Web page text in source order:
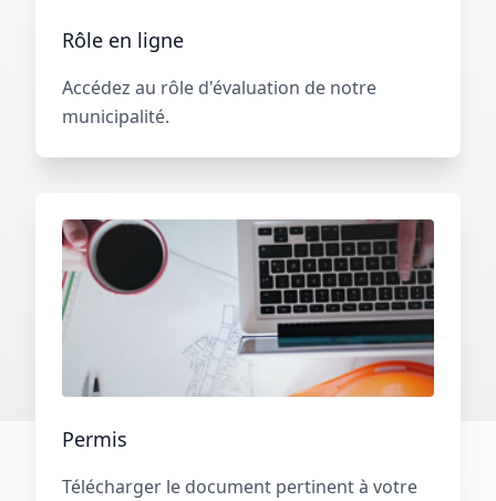
Rôle en ligne
Accédez au rôle d'évaluation de notre
municipalité.
Permis
Télécharger le document pertinent à votre